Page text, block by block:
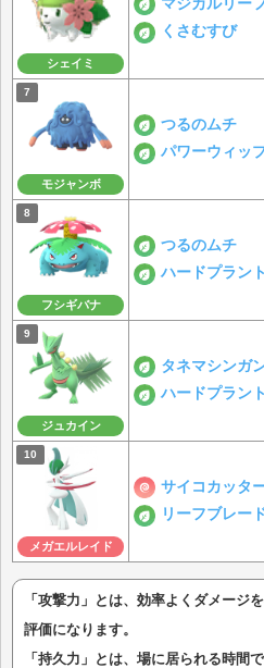
シェイミ
くさむすび
モジャンボ
つるのムチ
パワーウィッ
フシギバナ
つるのムチ
ハードプラント
ジュカイン
タネマシンガ
ハードプラント
メガエルレイド
サイコカッタ
リーフブレー
「攻撃力」とは、効率よくダメージ
評価になります。
「持久力」とは、場に居られる時間